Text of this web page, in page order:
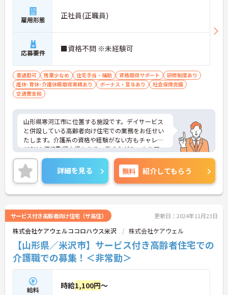
雇用形態 正社員(正職員)
応募要件 ■資格不問 ※未経験可
車通勤可 残業少なめ 住宅手当・補助 資格取得サポート
研修制度あり
産休･育休･介護休暇取得実績あり
ボーナス・賞与あり
社会保険完備
交通費支給
山形県寒河江市に位置する施設です。デイサービス
と併設している高齢者向け住宅での業務をお任せい
たします。介護系の資格や経験がない方もチャレン
ジOK！資格取得支援もあり、働きながらスキルアッ
プも目指せます！残業はほとんどなく、メリハリの
ある勤務が可能です。ご興味のある方には、面接対
策ポイントなど、さらに詳細をお話しいたしますの
でお気軽にご相談ください！
詳細を見る 無料 紹介してもらう
サービス付き高齢者向け住宅（サ高住） 更新日：2024年11月23日
株式会社ケアウェルココロハウス米沢 株式会社ケアウェル
【山形県／米沢市】サービス付き高齢者住宅での
介護職での募集！＜非常勤＞
給料 時給1,100円～